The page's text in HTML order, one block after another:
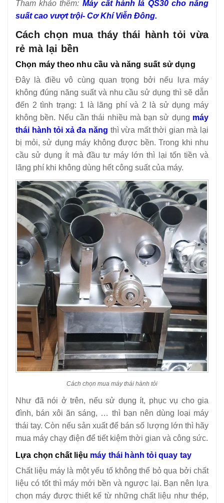
Tham khảo thêm: Máy cắt hành lá QS30 cho năng
suất cao vượt trội- Cơ Khí Viễn Đông.
Cách chọn mua tháy thái hành tỏi vừa
rẻ mà lại bền
Chọn máy theo nhu cầu và năng suất sử dụng
Đây là điều vô cùng quan trọng bởi nếu lựa máy
không đúng năng suất và nhu cầu sử dụng thì sẽ dẫn
đến 2 tình trạng: 1 là lãng phí và 2 là sử dụng máy
không bền. Nếu cần thái nhiều mà bạn sử dụng máy
thái hành tỏi xả đa năng thì vừa mất thời gian mà lại
bị mỏi, sử dụng máy không được bền. Trong khi nhu
cầu sử dụng ít mà đầu tư máy lớn thì lại tốn tiền và
lãng phí khi không dùng hết công suất của máy.
Cách chọn mua máy thái hành tỏi
Như đã nói ở trên, nếu sử dụng ít, phục vụ cho gia
đình, bán xôi ăn sáng, … thì bạn nên dùng loại máy
thái tay. Còn nếu sản xuất để bán số lượng lớn thì hãy
mua máy chạy điện để tiết kiệm thời gian và công sức.
Lựa chọn chất liệu máy thái hành tỏi quay tay
Chất liệu máy là một yếu tố không thể bỏ qua bởi chất
liệu có tốt thì máy mới bền và ngược lại. Bạn nên lựa
chọn máy được thiết kế từ những chất liệu như thép,